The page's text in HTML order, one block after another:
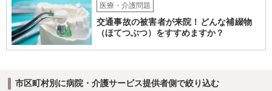
医療・介護問題
交通事故の被害者が来院！どんな補綴物
（ほてつぶつ）をすすめますか？
市区町村別に病院・介護サービス提供者側で絞り込む